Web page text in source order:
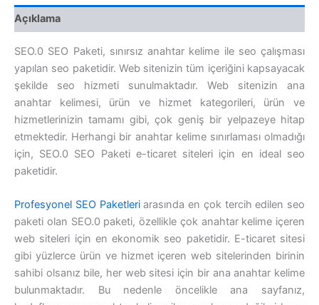
Açıklama
SEO.0 SEO Paketi, sınırsız anahtar kelime ile seo çalışması
yapılan seo paketidir. Web sitenizin tüm içeriğini kapsayacak
şekilde seo hizmeti sunulmaktadır. Web sitenizin ana
anahtar kelimesi, ürün ve hizmet kategorileri, ürün ve
hizmetlerinizin tamamı gibi, çok geniş bir yelpazeye hitap
etmektedir. Herhangi bir anahtar kelime sınırlaması olmadığı
için, SEO.0 SEO Paketi e-ticaret siteleri için en ideal seo
paketidir.
Profesyonel SEO Paketleriarasında en çok tercih edilen seo
paketi olan SEO.0 paketi, özellikle çok anahtar kelime içeren
web siteleri için en ekonomik seo paketidir. E-ticaret sitesi
gibi yüzlerce ürün ve hizmet içeren web sitelerinden birinin
sahibi olsanız bile, her web sitesi için bir ana anahtar kelime
bulunmaktadır. Bu nedenle öncelikle ana sayfanız,